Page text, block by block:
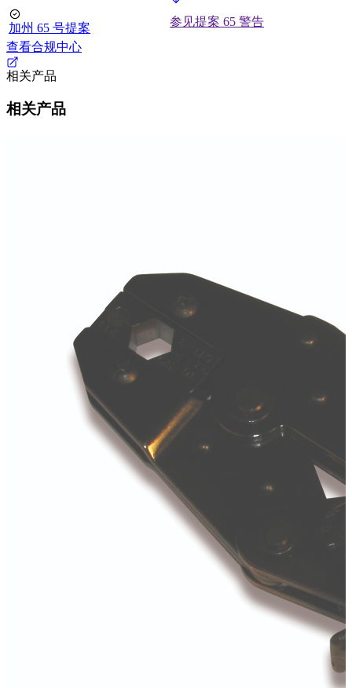
加州 65 号提案
参见提案 65 警告
查看合规中心
相关产品
相关产品